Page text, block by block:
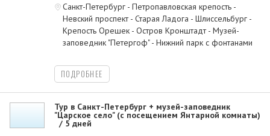
Санкт-Петербург - Петропавловская крепость -
Невский проспект - Старая Ладога - Шлиссельбург -
Крепость Орешек - Остров Кронштадт - Музей-
заповедник "Петергоф" - Нижний парк с фонтанами
ПОДРОБНЕЕ
Тур в Санкт-Петербург + музей-заповедник
"Царское село" (с посещением Янтарной комнаты)
5 дней